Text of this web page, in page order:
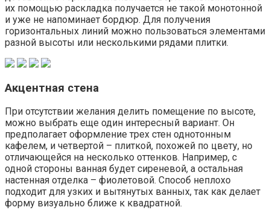
их помощью раскладка получается не такой монотонной
и уже не напоминает бордюр. Для получения
горизонтальных линий можно пользоваться элементами
разной высоты или несколькими рядами плитки.
Акцентная стена
При отсутствии желания делить помещение по высоте,
можно выбрать еще один интересный вариант. Он
предполагает оформление трех стен однотонным
кафелем, и четвертой – плиткой, похожей по цвету, но
отличающейся на несколько оттенков. Например, с
одной стороны ванная будет сиреневой, а остальная
настенная отделка – фиолетовой. Способ неплохо
подходит для узких и вытянутых ванных, так как делает
форму визуально ближе к квадратной.